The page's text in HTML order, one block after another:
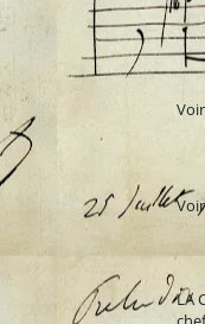
LA